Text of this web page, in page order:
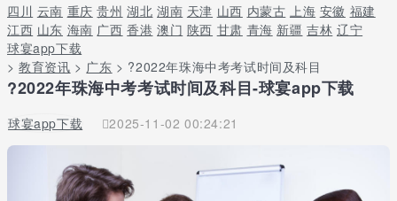
四川 云南 重庆 贵州 湖北 湖南 天津 山西 内蒙古 上海 安徽 福建
江西 山东 海南 广西 香港 澳门 陕西 甘肃 青海 新疆 吉林 辽宁
球宴app下载
>教育资讯 > 广东 > ?2022年珠海中考考试时间及科目
?2022年珠海中考考试时间及科目-球宴app下载
球宴app下载 2025-11-02 00:24:21